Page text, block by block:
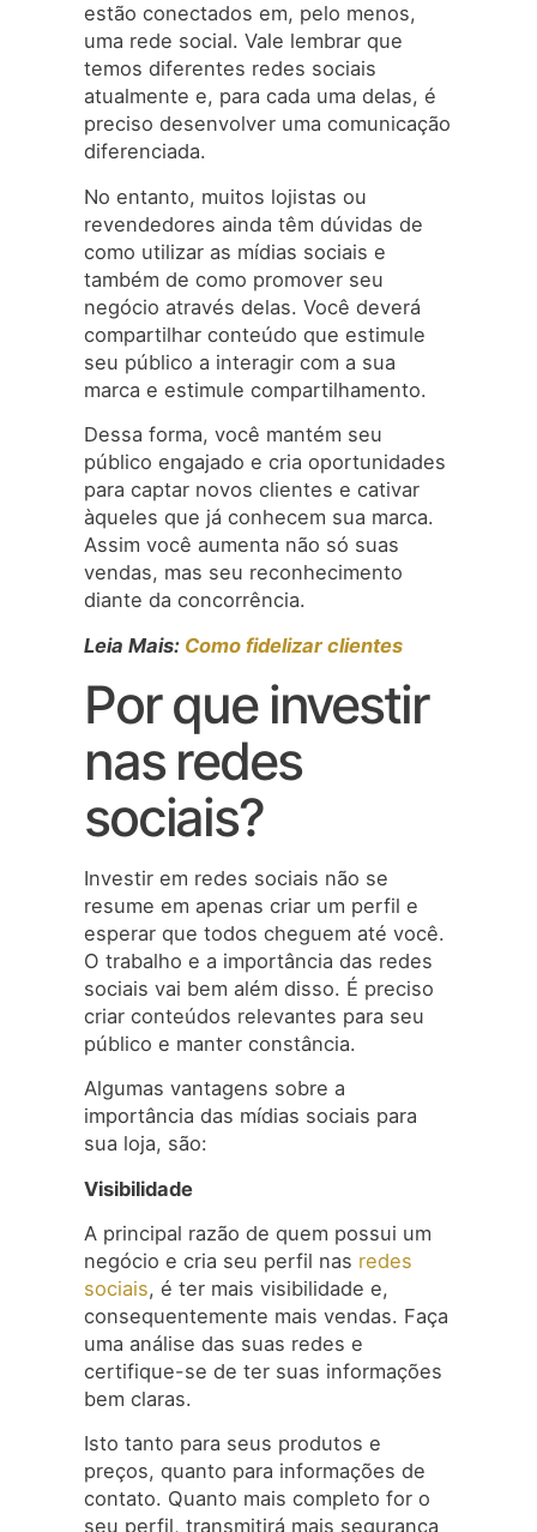
estão conectados em, pelo menos,
uma rede social. Vale lembrar que
temos diferentes redes sociais
atualmente e, para cada uma delas, é
preciso desenvolver uma comunicação
diferenciada.
No entanto, muitos lojistas ou
revendedores ainda têm dúvidas de
como utilizar as mídias sociais e
também de como promover seu
negócio através delas. Você deverá
compartilhar conteúdo que estimule
seu público a interagir com a sua
marca e estimule compartilhamento.
Dessa forma, você mantém seu
público engajado e cria oportunidades
para captar novos clientes e cativar
àqueles que já conhecem sua marca.
Assim você aumenta não só suas
vendas, mas seu reconhecimento
diante da concorrência.
Leia Mais: Como fidelizar clientes
Por que investir
nas redes
sociais?
Investir em redes sociais não se
resume em apenas criar um perfil e
esperar que todos cheguem até você.
O trabalho e a importância das redes
sociais vai bem além disso. É preciso
criar conteúdos relevantes para seu
público e manter constância.
Algumas vantagens sobre a
importância das mídias sociais para
sua loja, são:
Visibilidade
A principal razão de quem possui um
negócio e cria seu perfil nas redes
sociais, é ter mais visibilidade e,
consequentemente mais vendas. Faça
uma análise das suas redes e
certifique-se de ter suas informações
bem claras.
Isto tanto para seus produtos e
preços, quanto para informações de
contato. Quanto mais completo for o
seu perfil, transmitirá mais segurança